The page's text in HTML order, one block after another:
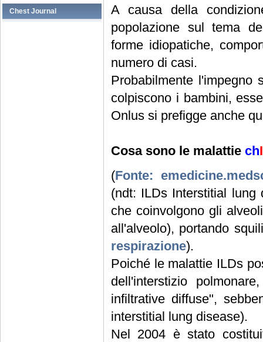
Chest Journal
A causa della
popolazione sul tema
forme idiopatiche,
numero di casi.
Probabilmente l'impegno
colpiscono i bambini,
Onlus si prefigge anche
Cosa sono le malattie ch
(Fonte:
(ndt: ILDs Interstitial lung
che coinvolgono gli
all'alveolo), portando
respirazione).
Poiché le malattie ILDs
dell'interstizio
infiltrative diffuse",
interstitial lung disease).
Nel 2004 è stato